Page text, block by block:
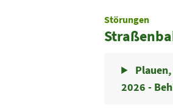
Störungen
2026 -